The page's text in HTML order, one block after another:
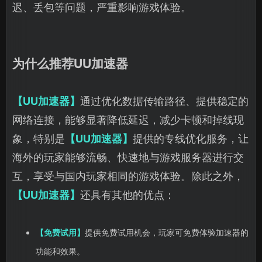
迟、丢包等问题，严重影响游戏体验。
为什么推荐UU加速器
【UU加速器】 通过优化数据传输路径、提供稳定的
网络连接，能够显著降低延迟，减少卡顿和掉线现
象，特别是 【UU加速器】 提供的专线优化服务，让
海外的玩家能够流畅、快速地与游戏服务器进行交
互，享受与国内玩家相同的游戏体验。除此之外，
【UU加速器】 还具有其他的优点：
【免费试用】 提供免费试用机会，玩家可免费体验加速器的
功能和效果。